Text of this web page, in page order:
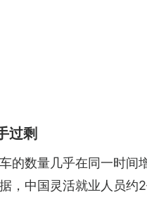
过剩
的数量几乎在同一时间
，中国灵活就业人员约